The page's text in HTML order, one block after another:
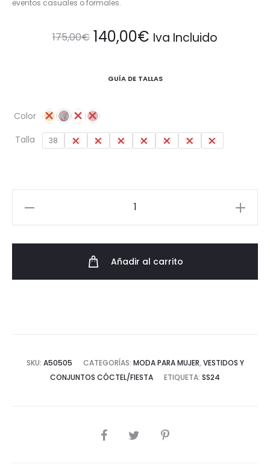
eventos casuales o formales.
175,00€ El
era:
175,00€.
140,00€ El
140,00€.
Iva Incluido
GUÍA DE TALLAS
Color
Talla
38 40 42 44 46 48 50 52
Añadir al carrito
SKU: A50505 CATEGORÍAS: MODA PARA MUJER, VESTIDOS Y
CONJUNTOS CÓCTEL/FIESTA
ETIQUETA: SS24
COMPARTIR